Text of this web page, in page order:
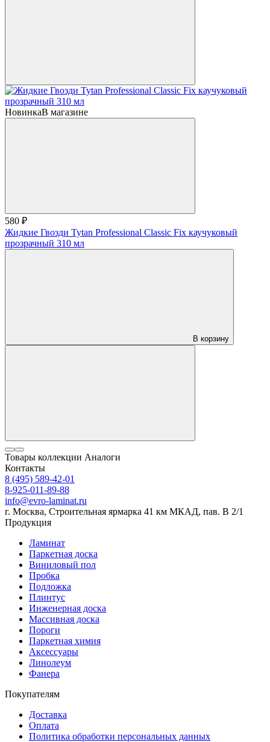
НовинкаВ магазине
580 ₽
Жидкие Гвозди Tytan Professional Classic Fix каучуковый
прозрачный 310 мл
В корзину
Товары коллекции Аналоги
Контакты
8 (495) 589-42-01
8-925-011-89-88
info@evro-laminat.ru
г. Москва, Строительная ярмарка 41 км МКАД, пав. В 2/1
Продукция
Ламинат
Паркетная доска
Виниловый пол
Пробка
Подложка
Плинтус
Инженерная доска
Массивная доска
Пороги
Паркетная химия
Аксессуары
Линолеум
Фанера
Покупателям
Доставка
Оплата
Политика обработки персональных данных